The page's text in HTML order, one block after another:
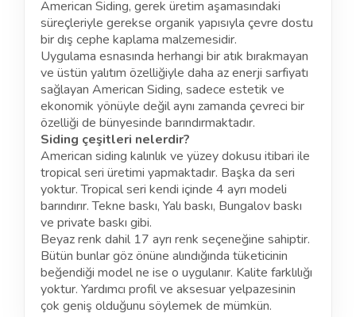
American Siding, gerek üretim aşamasındaki
süreçleriyle gerekse organik yapısıyla çevre dostu
bir dış cephe kaplama malzemesidir.
Uygulama esnasında herhangi bir atık bırakmayan
ve üstün yalıtım özelliğiyle daha az enerji sarfiyatı
sağlayan American Siding, sadece estetik ve
ekonomik yönüyle değil aynı zamanda çevreci bir
özelliği de bünyesinde barındırmaktadır.
Siding çeşitleri nelerdir?
American siding kalınlık ve yüzey dokusu itibari ile
tropical seri üretimi yapmaktadır. Başka da seri
yoktur. Tropical seri kendi içinde 4 ayrı modeli
barındırır. Tekne baskı, Yalı baskı, Bungalov baskı
ve private baskı gibi.
Beyaz renk dahil 17 ayrı renk seçeneğine sahiptir.
Bütün bunlar göz önüne alındığında tüketicinin
beğendiği model ne ise o uygulanır. Kalite farklılığı
yoktur. Yardımcı profil ve aksesuar yelpazesinin
çok geniş olduğunu söylemek de mümkün.